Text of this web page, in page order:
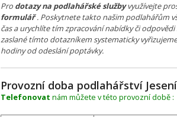
Pro dotazy na podlahářské službyvyužívejte
formulář. Poskytnete takto našim podlahářům
čas a urychlíte tím zpracování nabídky či
zaslané tímto dotazníkem systematicky
hodiny od odeslání poptávky.
Provozní doba podlahářství
Telefonovat nám můžete v této provozní době :